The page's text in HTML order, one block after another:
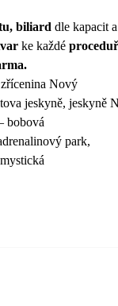
biliard dle kapacit a
ke každé
Nový
jeskyně, jeskyně
bobová
park,